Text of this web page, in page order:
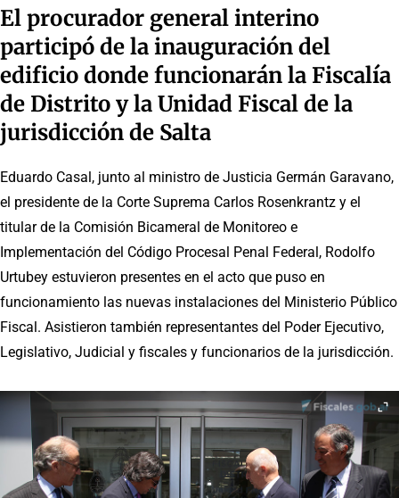
El procurador general interino
participó de la inauguración del
edificio donde funcionarán la Fiscalía
de Distrito y la Unidad Fiscal de la
jurisdicción de Salta
Eduardo Casal, junto al ministro de Justicia Germán Garavano,
el presidente de la Corte Suprema Carlos Rosenkrantz y el
titular de la Comisión Bicameral de Monitoreo e
Implementación del Código Procesal Penal Federal, Rodolfo
Urtubey estuvieron presentes en el acto que puso en
funcionamiento las nuevas instalaciones del Ministerio Público
Fiscal. Asistieron también representantes del Poder Ejecutivo,
Legislativo, Judicial y fiscales y funcionarios de la jurisdicción.